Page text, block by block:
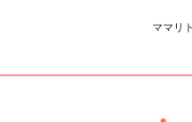
ママリ